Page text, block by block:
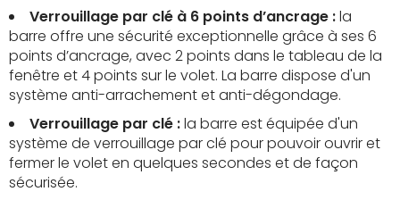
Verrouillage par clé à 6 points d’ancrage :la
barre offre une sécurité exceptionnelle grâce à ses 6
points d’ancrage, avec 2 points dans le tableau de la
fenêtre et 4 points sur le volet. La barre dispose d'un
système anti-arrachement et anti-dégondage.
Verrouillage par clé :la barre est équipée d'un
système de verrouillage par clé pour pouvoir ouvrir et
fermer le volet en quelques secondes et de façon
sécurisée.